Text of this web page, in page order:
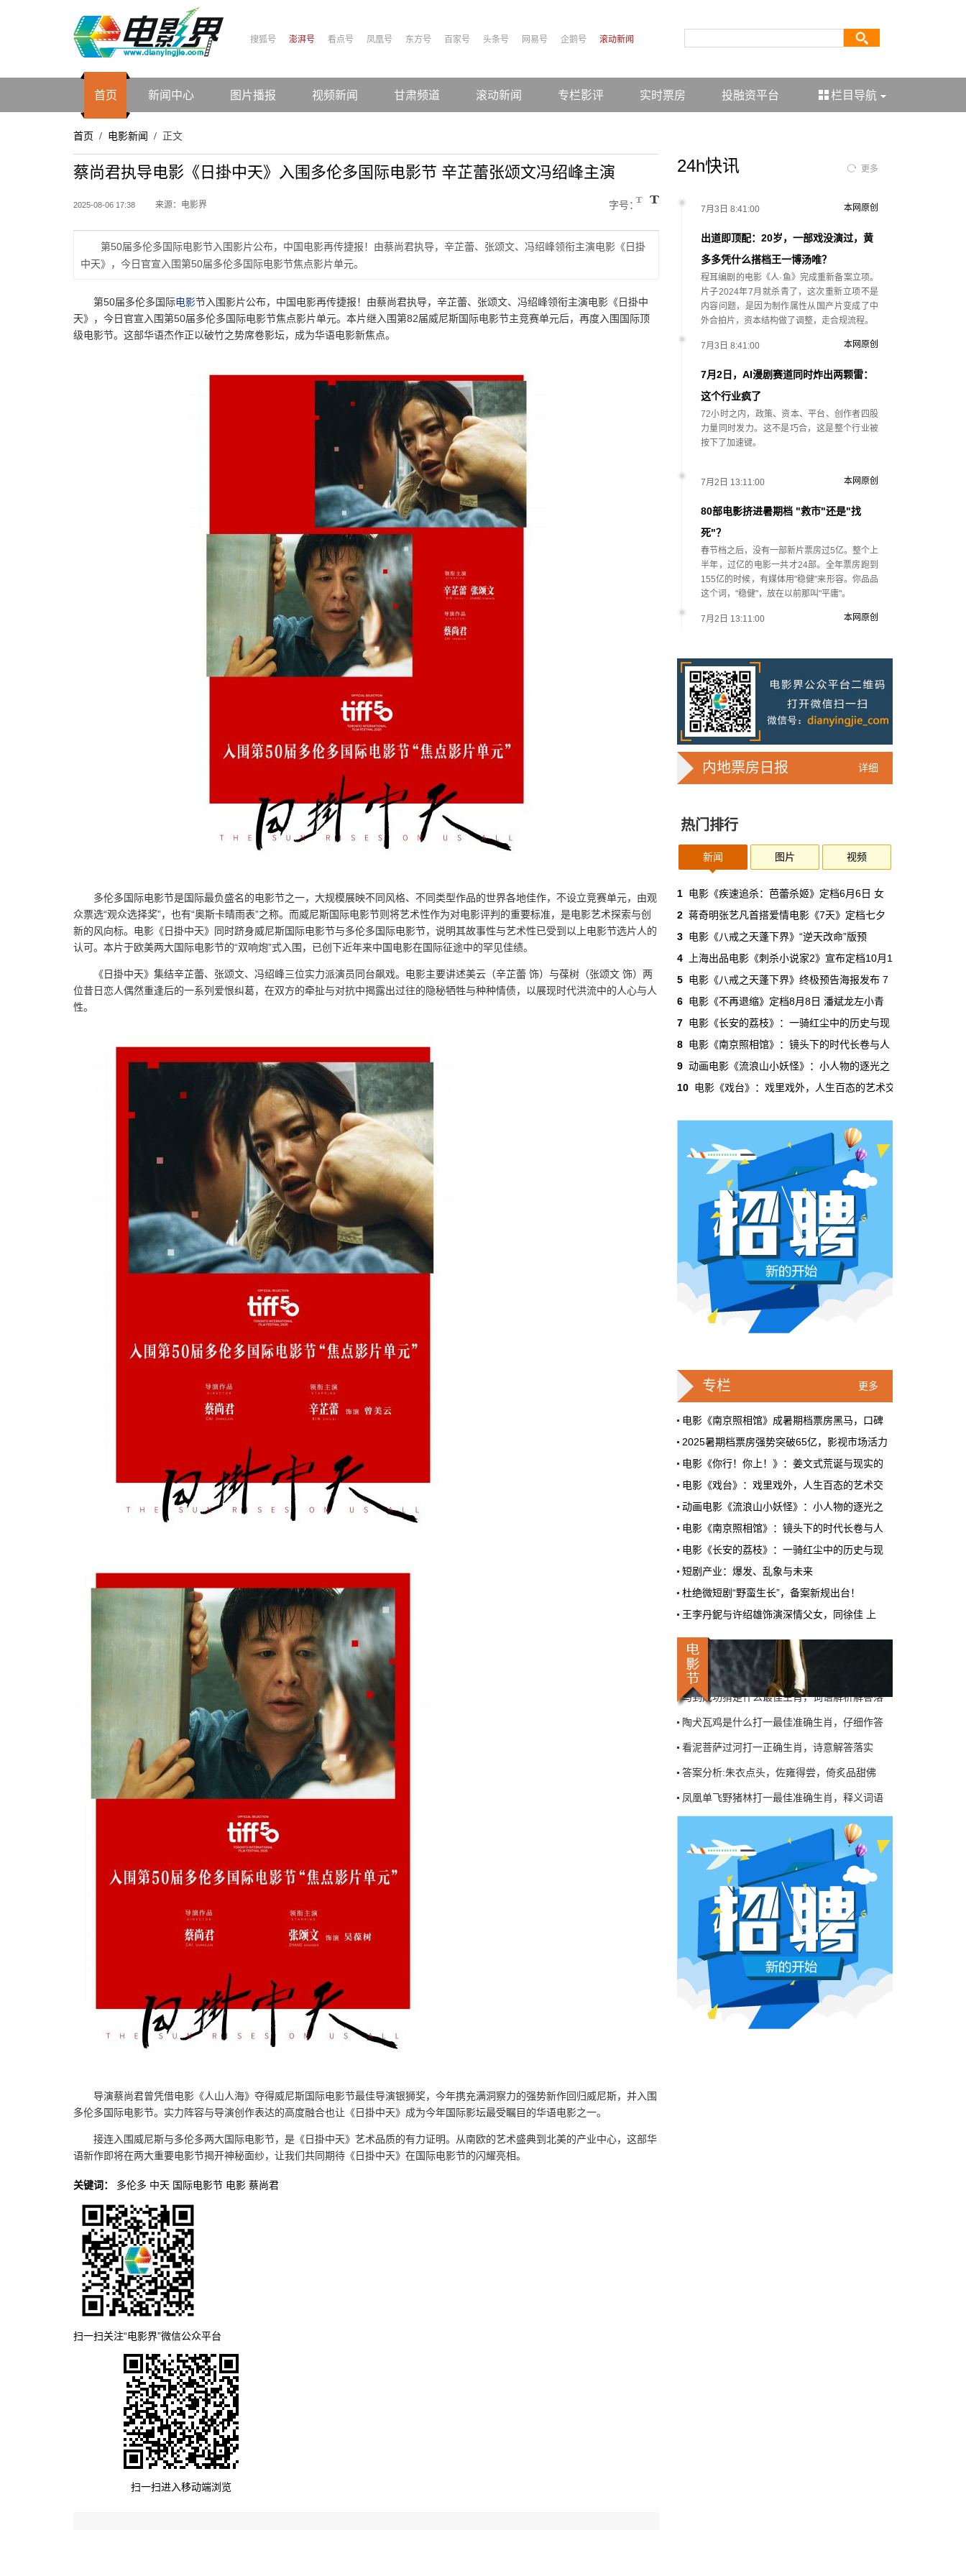
搜狐号 澎湃号 看点号 凤凰号 东方号 百家号 头条号 网易号 企鹅号 滚动新闻
首页 新闻中心 图片播报 视频新闻 甘肃频道 滚动新闻 专栏影评 实时票房 投融资平台 栏目导航
首页 / 电影新闻 / 正文
蔡尚君执导电影《日掛中天》入围多伦多国际电影节 辛芷蕾张颂文冯绍峰主演
2025-08-06 17:38 来源：电影界 字号：
第50届多伦多国际电影节入围影片公布，中国电影再传捷报！由蔡尚君执导，辛芷蕾、张颂文、冯绍峰领衔主演电影《日掛
中天》，今日官宣入围第50届多伦多国际电影节焦点影片单元。
第50届多伦多国际电影节入围影片公布，中国电影再传捷报！由蔡尚君执导，辛芷蕾、张颂文、冯绍峰领衔主演电影《日掛中
天》，今日官宣入围第50届多伦多国际电影节焦点影片单元。本片继入围第82届威尼斯国际电影节主竞赛单元后，再度入围国际顶
级电影节。这部华语杰作正以破竹之势席卷影坛，成为华语电影新焦点。
多伦多国际电影节是国际最负盛名的电影节之一，大规模展映不同风格、不同类型作品的世界各地佳作，不设立竞赛单元，由观
众票选“观众选择奖”，也有“奥斯卡晴雨表”之称。而威尼斯国际电影节则将艺术性作为对电影评判的重要标准，是电影艺术探索与创
新的风向标。电影《日掛中天》同时跻身威尼斯国际电影节与多伦多国际电影节，说明其故事性与艺术性已受到以上电影节选片人的
认可。本片于欧美两大国际电影节的“双响炮”式入围，已创下近年来中国电影在国际征途中的罕见佳绩。
《日掛中天》集结辛芷蕾、张颂文、冯绍峰三位实力派演员同台飙戏。电影主要讲述美云（辛芷蕾 饰）与葆树（张颂文 饰）两
位昔日恋人偶然重逢后的一系列爱恨纠葛，在双方的牵扯与对抗中揭露出过往的隐秘牺牲与种种情债，以展现时代洪流中的人心与人
性。
导演蔡尚君曾凭借电影《人山人海》夺得威尼斯国际电影节最佳导演银狮奖，今年携充满洞察力的强势新作回归威尼斯，并入围
多伦多国际电影节。实力阵容与导演创作表达的高度融合也让《日掛中天》成为今年国际影坛最受瞩目的华语电影之一。
接连入围威尼斯与多伦多两大国际电影节，是《日掛中天》艺术品质的有力证明。从南欧的艺术盛典到北美的产业中心，这部华
语新作即将在两大重要电影节揭开神秘面纱，让我们共同期待《日掛中天》在国际电影节的闪耀亮相。
关键词： 多伦多 中天 国际电影节 电影 蔡尚君
扫一扫关注“电影界”微信公众平台
扫一扫进入移动端浏览
24h快讯 更多
7月3日 8:41:00
出道即顶配：20岁，一部戏没演过，黄
多多凭什么搭档王一博汤唯？
程耳编剧的电影《人·鱼》完成重新备案立项。
片子2024年7月就杀青了，这次重新立项不是
内容问题，是因为制作属性从国产片变成了中
外合拍片，资本结构做了调整，走合规流程。
本网原创
7月3日 8:41:00
7月2日，AI漫剧赛道同时炸出两颗雷：
这个行业疯了
72小时之内，政策、资本、平台、创作者四股
力量同时发力。这不是巧合，这是整个行业被
按下了加速键。
本网原创
7月2日 13:11:00
80部电影挤进暑期档 "救市"还是"找
死"？
春节档之后，没有一部新片票房过5亿。整个上
半年，过亿的电影一共才24部。全年票房跑到
155亿的时候，有媒体用"稳健"来形容。你品品
这个词，"稳健"，放在以前那叫"平庸"。
本网原创
7月2日 13:11:00
路
2025年，真人实拍微短剧的上线数量占比约
71%，AI微短剧不到30%。到了2026年第一季
度，这个比例完全倒挂——真人实拍跌到
32%，AI飙升到68%。
本网原创
华策拿《西游记》赌AI那天，半个影视
一个做了几十年传统影视的头部公司，用这种
再是草根创业者的自嗨游戏，正规军来了。
本网原创
6月30日 11:34:00
7月1日起AI漫剧独立上户：30万以下
的，平台自己兜着
过去两年，AI漫剧用一种近乎无政府的方式，
吃掉了整个微短剧市场95%的产量，却几乎没
本网原创
6月29日 10:20:00
时间，年轻人在电影院里的占比缩水了一半还
多。20岁以下更夸张，从8.9%跌到2.9%，几
乎归零…
本网原创
6月29日 10:20:00
AI短剧赢了数量，真人短剧赢了命
2026年一季度，全行业上线微短剧12.8万部，
其中AI短剧12.2万部，占比超过95%。真人短
剧？只剩几千部。你猜这95%的AI短剧，拿走
了多少流量？
本网原创
6月28日 13:03:00
戛纳一句"Fuck AI"，喊出了多少电影人
高定，而是一句话。
本网原创
6月28日 9:25:00
周星驰跑去拍AI短剧了，电影院还剩什
么？
5月31号，横店。63岁的周星驰穿着黑色夹克
出现在《食神2026》的开机现场。这部短剧改
编自他30年前的经典电影，竖屏拍摄，AI辅助
制作，成本400万。预计9月上线。
本网原创
6月28日 9:25:00
短剧从业者在评论区集体破防。有人说"今年开
机率比去年腰斩"，有人说"演员片酬从日薪800
三天的东西，AI一天出八集，还比你好看…
本网原创
6月27日 10:01:00
9万块银幕，全年只卖400亿：电影院的
钱去哪了？
画，类型挺全。刘烨的《四渡》、皮克斯的
《玩具总动员5》、谢苗的《火遮眼》，该有的
牌都亮出来了。
6月27日 10:01:00
7万部AI短剧一夜下架，广电总局这次是
动真格的
6月24日，广电总局官网挂出了一份文件。没
有发布会，没有吹风会。就这么安安静静地，
把《微短剧发展管理办法（征求意见稿）》摆
到了所有人面前。
本网原创
6月26日 10:03:00
影视行业冷透了：167个人抢一个活，
顶流演员台上求工作
董子健领奖的时候说："我还是演员董子健，有
合适的角色可以找我，档期很空。"刘昊然在台
详细
内地票房日报
热门排行
新闻 图片 视频
1 电影《疾速追杀：芭蕾杀姬》定档6月6日 女
2 蒋奇明张艺凡首搭爱情电影《7天》定档七夕
3 ‌电影《八戒之天蓬下界》“逆天改命”版预
4
上海出品电影《刺杀小说家2》宣布定档10月1
5 电影《八戒之天蓬下界》终极预告海报发布 7
6 电影《不再退缩》定档8月8日 潘斌龙左小青
7 电影《长安的荔枝》：一骑红尘中的历史与现
8 电影《南京照相馆》：镜头下的时代长卷与人
9 动画电影《流浪山小妖怪》：小人物的逐光之
10 电影《戏台》：戏里戏外，人生百态的艺术交
更多
专栏
电影《南京照相馆》成暑期档票房黑马，口碑
2025暑期档票房强势突破65亿，影视市场活力
电影《你行！你上！》：姜文式荒诞与现实的
电影《戏台》：戏里戏外，人生百态的艺术交
动画电影《流浪山小妖怪》：小人物的逐光之
电影《南京照相馆》：镜头下的时代长卷与人
电影《长安的荔枝》：一骑红尘中的历史与现
短剧产业：爆发、乱象与未来
杜绝微短剧“野蛮生长”，备案新规出台！
王李丹鈮与许绍雄饰演深情父女，同徐佳 上
答案分析:朱衣点头，佐雍得尝，倚炙品甜佛
凤凰单飞野猪林打一最佳准确生肖，释义词语
不三不四桃花屋，东宫西攻各分半是指哪个生
知雄守雌，招降纳判，八度阳光五瓜田代表哪
马到成功猜是什么最佳生肖，词语解析解答落
陶犬瓦鸡是什么打一最佳准确生肖，仔细作答
看泥菩萨过河打一正确生肖，诗意解答落实
答案分析:朱衣点头，佐雍得尝，倚炙品甜佛
凤凰单飞野猪林打一最佳准确生肖，释义词语
不三不四桃花屋，东宫西攻各分半是指哪个生
知雄守雌，招降纳判，八度阳光五瓜田代表哪
马到成功猜是什么最佳生肖，词语解析解答落
陶犬瓦鸡是什么打一最佳准确生肖，仔细作答
看泥菩萨过河打一正确生肖，诗意解答落实